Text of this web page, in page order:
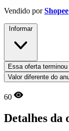
Vendido porShopee
Informar
Essa oferta terminou
Valor diferente do
60
Detalhes da